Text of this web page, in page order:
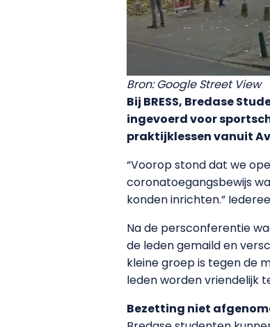
Bron: Google Street View
Bij BRESS, Bredase
ingevoerd voor
praktijklessen vanuit
“Voorop stond dat we
coronatoegangsbewijs
konden inrichten.”
Na de persconferentie
de leden gemaild en
kleine groep is tegen de
leden worden vriendelijk
Bezetting niet